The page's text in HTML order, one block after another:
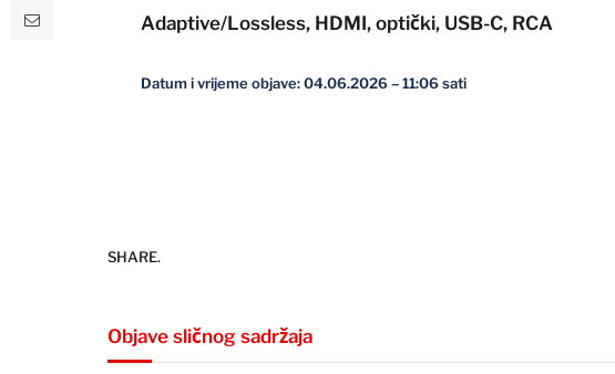
Adaptive/Lossless, HDMI, optički, USB-C, RCA
Datum i vrijeme objave: 04.06.2026 – 11:06 sati
SHARE.
Objave sličnog sadržaja